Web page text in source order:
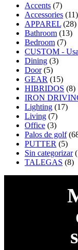
Accents (7)
Accessories (11)
APPAREL (28)
Bathroom (13)
Bedroom (7)
CUSTOM -
Dining (3)
Door (5)
GEAR (15)
HIBRIDOS (8)
IRON
Lighting (17)
Living (7)
Office (3)
Palos de golf
PUTTER (5)
Sin categorizar
TALEGAS (8)